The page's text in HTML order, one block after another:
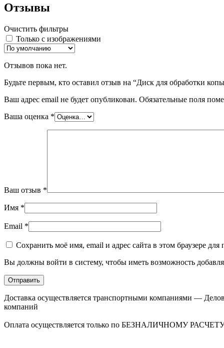
Отзывы
Очистить фильтры
Только с изображениями
Отзывов пока нет.
Будьте первым, кто оставил отзыв на “Диск для обработки
Ваш адрес email не будет опубликован. Обязательные поля
Ваша оценка *
Ваш отзыв *
Имя *
Email *
Сохранить моё имя, email и адрес сайта в этом браузере
Вы должны войти в систему, чтобы иметь возможность
Доставка осуществляется транспортными компаниями —
компаний
Оплата осуществляется только по БЕЗНАЛИЧНОМУ